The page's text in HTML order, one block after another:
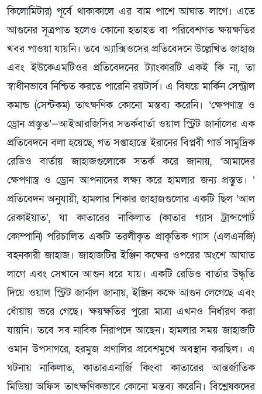
কিলোমিটার) পূর্বে থাকাকালে এর বাম পাশে আঘাত লাগে। এতে
আগুনের সূত্রপাত হলেও কোনো হতাহত বা পরিবেশগত ক্ষয়ক্ষতির
খবর পাওয়া যায়নি। তবে অ্যাক্সিওসের প্রতিবেদনে উল্লেখিত জাহাজ
এবং ইউকেএমটিওর প্রতিবেদনের ট্যাংকারটি একই কি না, তা
স্বাধীনভাবে নিশ্চিত করতে পারেনি রয়টার্স। এ বিষয়ে মার্কিন সেন্ট্রাল
কমান্ড (সেন্টকম) তাৎক্ষণিক কোনো মন্তব্য করেনি। ‘ক্ষেপণাস্ত্র ও
ড্রোন প্রস্তুত’—আইআরজিসির সতর্কবার্তা ওয়াল স্ট্রিট জার্নালের এক
প্রতিবেদনে বলা হয়েছে, গত সপ্তাহান্তে ইরানের বিপ্লবী গার্ড সামুদ্রিক
রেডিও বার্তায় জাহাজগুলোকে সতর্ক করে জানায়, ‘আমাদের
ক্ষেপণাস্ত্র ও ড্রোন আপনাদের লক্ষ্য করে হামলার জন্য প্রস্তুত। ‘
প্রতিবেদন অনুযায়ী, হামলার শিকার জাহাজগুলোর একটি ছিল ‘আল
রেকাইয়াত’, যা কাতারের নাকিলাত (কাতার গ্যাস ট্রান্সপোর্ট
কোম্পানি) পরিচালিত একটি তরলীকৃত প্রাকৃতিক গ্যাস (এলএনজি)
বহনকারী জাহাজ। জাহাজটির ইঞ্জিন কক্ষের ওপরের অংশে আঘাত
লাগে এবং সেখানে আগুন ধরে যায়। একটি রেডিও বার্তার উদ্ধৃতি
দিয়ে ওয়াল স্ট্রিট জার্নাল জানায়, ইঞ্জিন কক্ষে আগুন লেগেছে এবং
ধোঁয়ায় ভরে গেছে। ক্ষয়ক্ষতির পুরো মাত্রা এখনও নির্ধারণ করা
যায়নি। তবে সব নাবিক নিরাপদে আছেন। হামলার সময় জাহাজটি
ওমান উপসাগরে, হরমুজ প্রণালির প্রবেশমুখে অবস্থান করছিল। এ
ঘটনায় নাকিলাত, কাতারএনার্জি কিংবা কাতারের আন্তর্জাতিক
মিডিয়া অফিস তাৎক্ষণিকভাবে কোনো মন্তব্য করেনি। বিশ্লেষকদের